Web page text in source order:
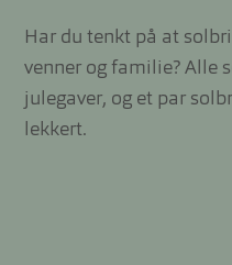
Har du tenkt på at
venner og familie? Alle
julegaver, og et par
lekkert.